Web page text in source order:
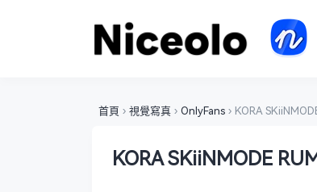
首頁 › 視覺寫真 › OnlyFans › KORA
KORA SKiiNMODE